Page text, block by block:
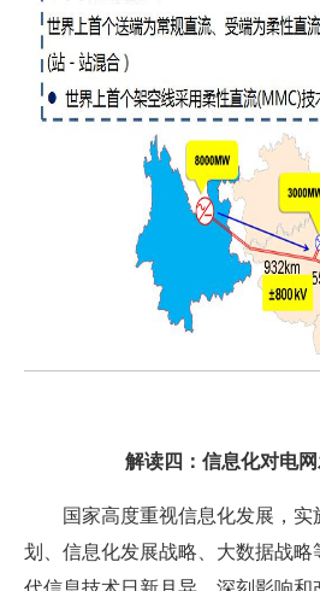
解读四：信息化对电
国家高度重视信息化发展，实
划、信息化发展战略、大数据战略